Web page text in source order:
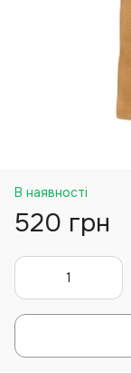
В наявності
520 грн